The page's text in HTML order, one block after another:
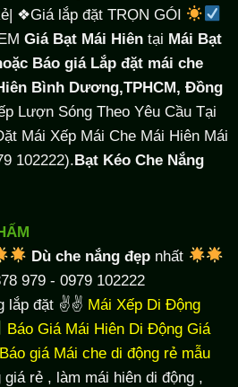
❖Giá lắp đặt TRỌN GÓI
Giá Bạt Mái Hiêntại Mái Bạt
Báo giá Lắp đặt mái che
Bình Dương,TPHCM, Đồng
Lượn Sóng Theo Yêu Cầu Tại
Mái Xếp Mái Che Mái Hiên Mái
102222).Bạt Kéo Che Nắng
Dù che nắng đẹp nhất
979 - 0979 102222
lắp đặt ✌✌ Mái Xếp Di Động
Báo Giá Mái Hiên Di Động Giá
Báo giá Mái che di động rẻ mẫu
giá rẻ, làm mái hiên di động,